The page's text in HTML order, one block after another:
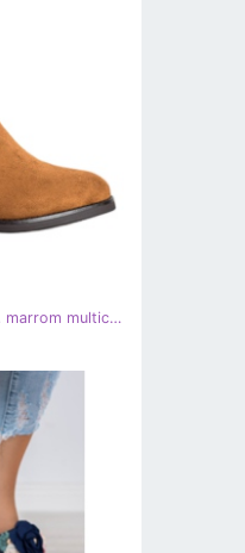
Botas de camelo VINCEZA marrom multicolorido